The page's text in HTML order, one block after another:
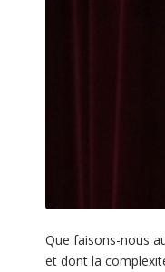
Que faisons-nous
et dont la